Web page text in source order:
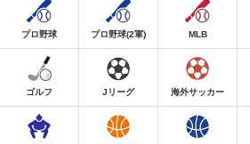
プロ野球 プロ野球(2軍) MLB
ゴルフ Jリーグ 海外サッカー